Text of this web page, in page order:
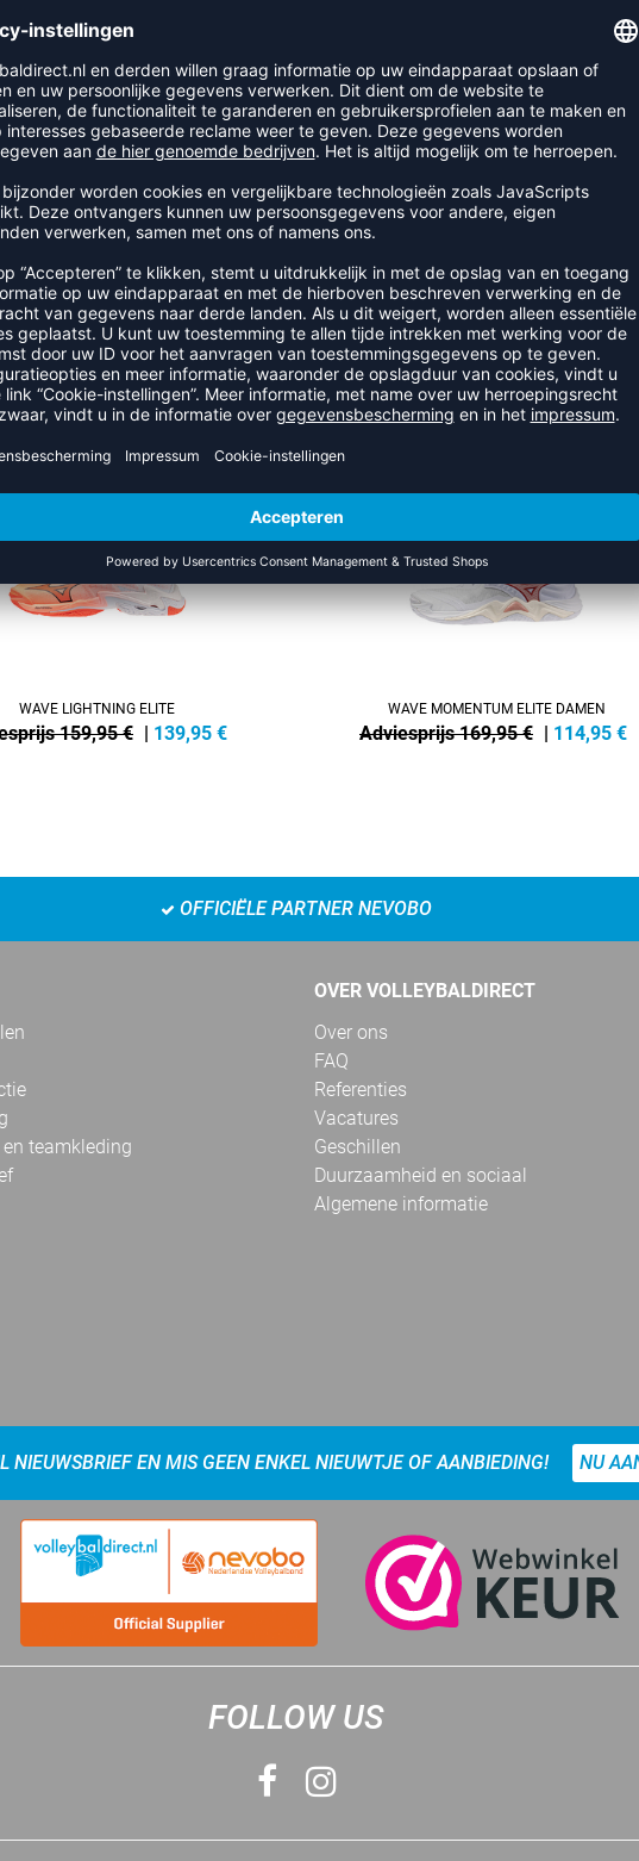
technologie helpt de flexibiliteit te verhogen.
meer stabiliteit bij het pivoteren of draaien. Zo behoud je de impuls
RECENT BEKEKEN
MEER UIT DE CATEGORIE ADIDAS
WAVE LIGHTNING ELITE
159,95 € | 139,95 €
-32%
WAVE MOMENTUM ELITE DAMEN
Adviesprijs 169,95 € | 114,95 €
OFFICIËLE PARTNER NEVOBO
teamkleding
OVER VOLLEYBALDIRECT
Over ons
FAQ
Referenties
Vacatures
Geschillen
Duurzaamheid en sociaal
Algemene informatie
EN MIS GEEN ENKEL NIEUWTJE OF AANBIEDING! NU
FOLLOW US